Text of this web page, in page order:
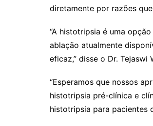
diretamente por razões
“A histotripsia é uma
ablação atualmente
eficaz,” disse o Dr. Tejaswi
“Esperamos que nossos
histotripsia pré-clínica e
histotripsia para pacientes